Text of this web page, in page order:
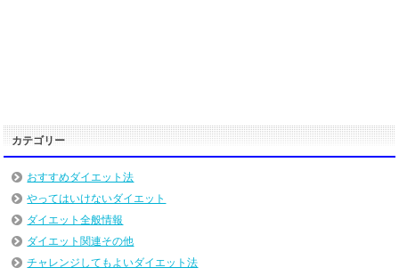
カテゴリー
おすすめダイエット法
やってはいけないダイエット
ダイエット全般情報
ダイエット関連その他
チャレンジしてもよいダイエット法